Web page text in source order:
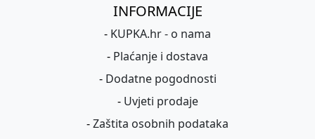
INFORMACIJE
- KUPKA.hr - o nama
- Plaćanje i dostava
- Dodatne pogodnosti
- Uvjeti prodaje
-Zaštita osobnih podataka